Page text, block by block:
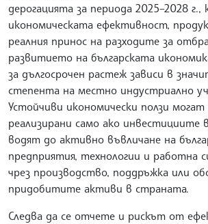
дерогацията за периода 2025–2028
икономическата ефективност,
реалния принос на разходите за
развитието на българската
за дългосрочен растеж зависи в
степента на местно индустриално
Устойчиви икономически ползи
реализирани само ако инвестициите
водят до активно въвличане на
предприятия, технологии и работна
чрез производство, поддръжка или
придобитите активи в страната.
Следва да се отчете и рискът от